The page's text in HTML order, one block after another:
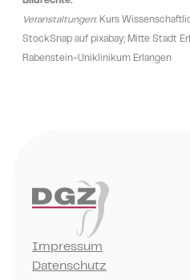
Veranstaltungen: Kurs
StockSnap auf pixabay; Mitte Stadt
Rabenstein-Uniklinikum Erlangen
Impressum
Datenschutz